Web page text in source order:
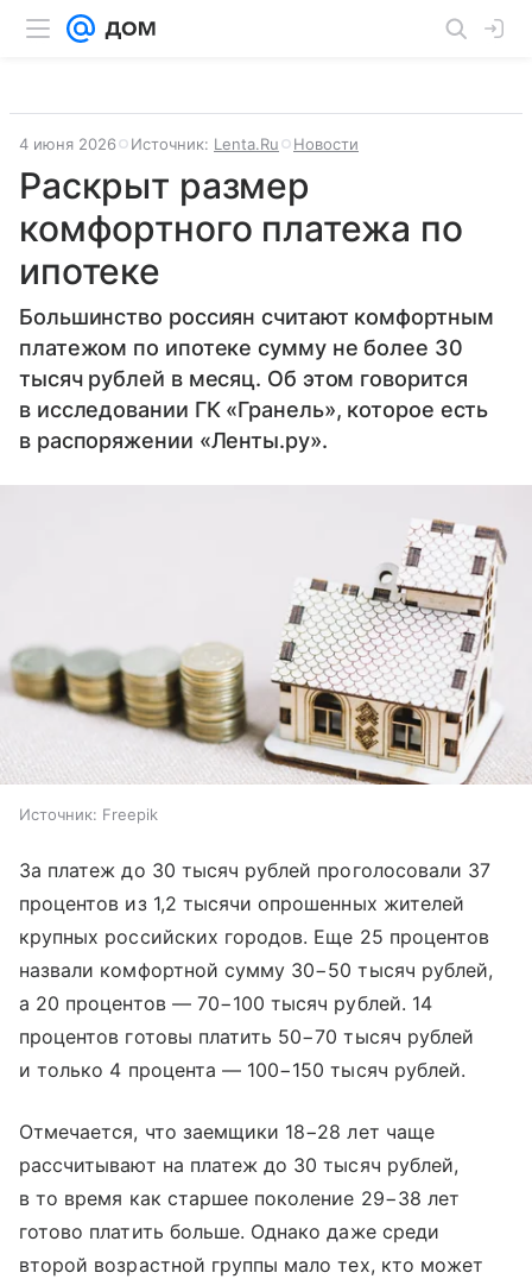
4 июня 2026 Источник: Lenta.Ru Новости
Раскрыт размер
комфортного платежа по
ипотеке
Большинство россиян считают комфортным
платежом по ипотеке сумму не более 30
тысяч рублей в месяц. Об этом говорится
в исследовании ГК «Гранель», которое есть
в распоряжении «Ленты.ру».
Источник: Freepik
За платеж до 30 тысяч рублей проголосовали 37
процентов из 1,2 тысячи опрошенных жителей
крупных российских городов. Еще 25 процентов
назвали комфортной сумму 30−50 тысяч рублей,
а 20 процентов — 70−100 тысяч рублей. 14
процентов готовы платить 50−70 тысяч рублей
и только 4 процента — 100−150 тысяч рублей.
Отмечается, что заемщики 18−28 лет чаще
рассчитывают на платеж до 30 тысяч рублей,
в то время как старшее поколение 29−38 лет
готово платить больше. Однако даже среди
второй возрастной группы мало тех, кто может